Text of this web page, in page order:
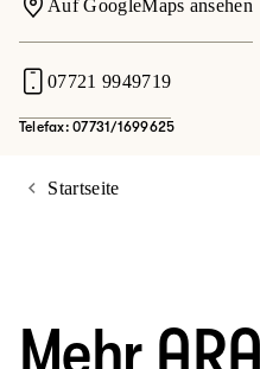
Auf GoogleMaps ansehen
07721 9949719
Telefax: 07731/1699625
Startseite
Mehr